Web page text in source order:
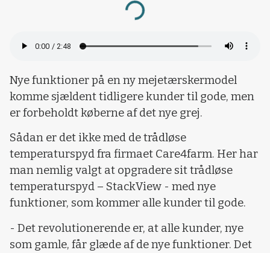
Loading...
Nye funktioner på en ny mejetærskermodel
komme sjældent tidligere kunder til gode, men
er forbeholdt køberne af det nye grej.
Sådan er det ikke med de trådløse
temperaturspyd fra firmaet Care4farm. Her har
man nemlig valgt at opgradere sit trådløse
temperaturspyd – StackView - med nye
funktioner, som kommer alle kunder til gode.
- Det revolutionerende er, at alle kunder, nye
som gamle, får glæde af de nye funktioner. Det